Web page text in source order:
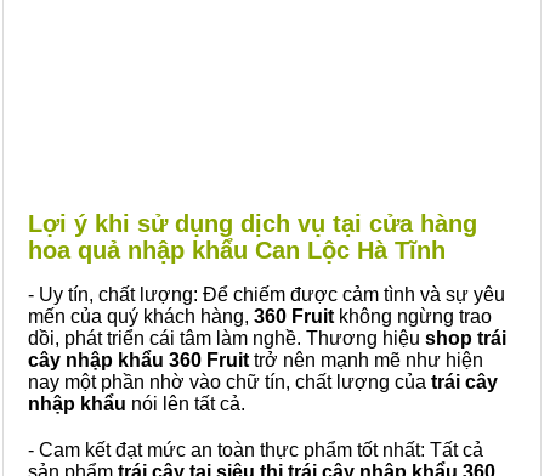
Lợi ý khi sử dụng dịch vụ tại cửa hàng
hoa quả nhập khẩu Can Lộc Hà Tĩnh
- Uy tín, chất lượng: Để chiếm được cảm tình và sự yêu
mến của quý khách hàng, 360 Fruit không ngừng trao
dồi, phát triển cái tâm làm nghề. Thương hiệu shop trái
cây nhập khẩu 360 Fruit trở nên mạnh mẽ như hiện
nay một phần nhờ vào chữ tín, chất lượng của trái cây
nhập khẩu nói lên tất cả.
- Cam kết đạt mức an toàn thực phẩm tốt nhất: Tất cả
sản phẩm trái cây tại siêu thị trái cây nhập khẩu 360